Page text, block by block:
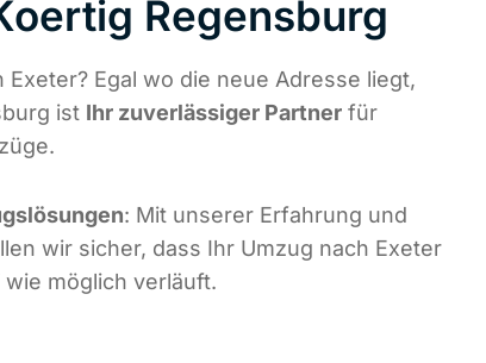
Regensburg
Exeter? Egal wo die neue Adresse liegt,
ist Ihr zuverlässiger Partner für
: Mit unserer Erfahrung und
wir sicher, dass Ihr Umzug nach Exeter
möglich verläuft.